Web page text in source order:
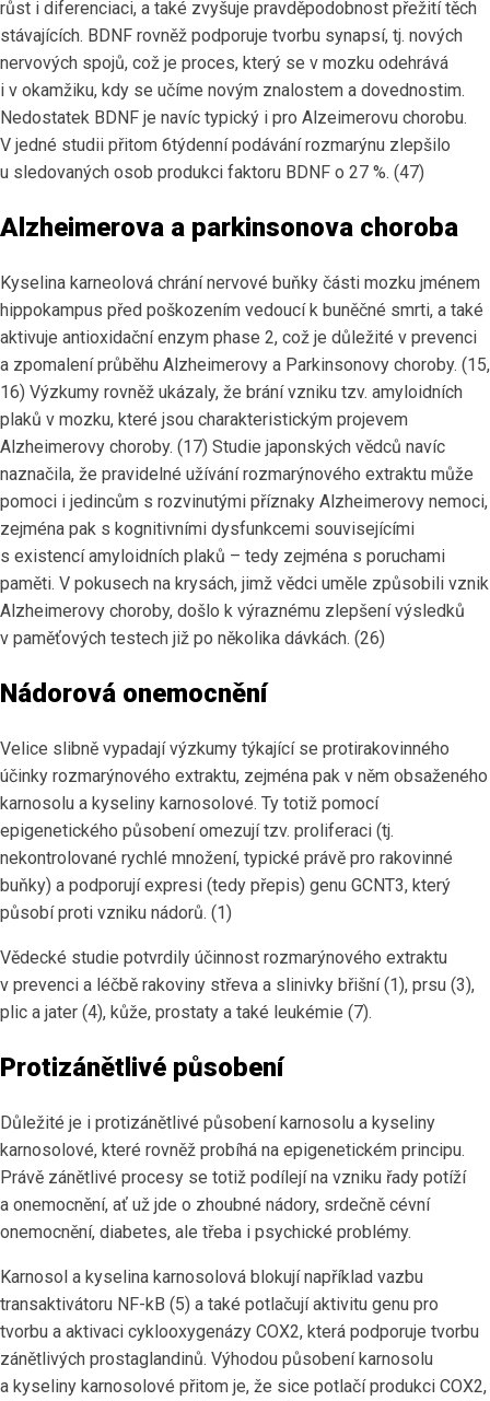
růst i diferenciaci, a také zvyšuje pravděpodobnost přežití těch
stávajících. BDNF rovněž podporuje tvorbu synapsí, tj. nových
nervových spojů, což je proces, který se v mozku odehrává
i v okamžiku, kdy se učíme novým znalostem a dovednostim.
Nedostatek BDNF je navíc typický i pro Alzeimerovu chorobu.
V jedné studii přitom 6týdenní podávání rozmarýnu zlepšilo
u sledovaných osob produkci faktoru BDNF o 27 %. (47)
Alzheimerova a parkinsonova choroba
Kyselina karneolová chrání nervové buňky části mozku jménem
hippokampus před poškozením vedoucí k buněčné smrti, a také
aktivuje antioxidační enzym phase 2, což je důležité v prevenci
a zpomalení průběhu Alzheimerovy a Parkinsonovy choroby. (15,
16) Výzkumy rovněž ukázaly, že brání vzniku tzv. amyloidních
plaků v mozku, které jsou charakteristickým projevem
Alzheimerovy choroby. (17) Studie japonských vědců navíc
naznačila, že pravidelné užívání rozmarýnového extraktu může
pomoci i jedincům s rozvinutými příznaky Alzheimerovy nemoci,
zejména pak s kognitivními dysfunkcemi souvisejícími
s existencí amyloidních plaků – tedy zejména s poruchami
paměti. V pokusech na krysách, jimž vědci uměle způsobili vznik
Alzheimerovy choroby, došlo k výraznému zlepšení výsledků
v paměťových testech již po několika dávkách. (26)
Nádorová onemocnění
Velice slibně vypadají výzkumy týkající se protirakovinného
účinky rozmarýnového extraktu, zejména pak v něm obsaženého
karnosolu a kyseliny karnosolové. Ty totiž pomocí
epigenetického působení omezují tzv. proliferaci (tj.
nekontrolované rychlé množení, typické právě pro rakovinné
buňky) a podporují expresi (tedy přepis) genu GCNT3, který
působí proti vzniku nádorů. (1)
Vědecké studie potvrdily účinnost rozmarýnového extraktu
v prevenci a léčbě rakoviny střeva a slinivky břišní (1), prsu (3),
plic a jater (4), kůže, prostaty a také leukémie (7).
Protizánětlivé působení
Důležité je i protizánětlivé působení karnosolu a kyseliny
karnosolové, které rovněž probíhá na epigenetickém principu.
Právě zánětlivé procesy se totiž podílejí na vzniku řady potíží
a onemocnění, ať už jde o zhoubné nádory, srdečně cévní
onemocnění, diabetes, ale třeba i psychické problémy.
Karnosol a kyselina karnosolová blokují například vazbu
transaktivátoru NF-kB (5) a také potlačují aktivitu genu pro
tvorbu a aktivaci cyklooxygenázy COX2, která podporuje tvorbu
zánětlivých prostaglandinů. Výhodou působení karnosolu
a kyseliny karnosolové přitom je, že sice potlačí produkci COX2,